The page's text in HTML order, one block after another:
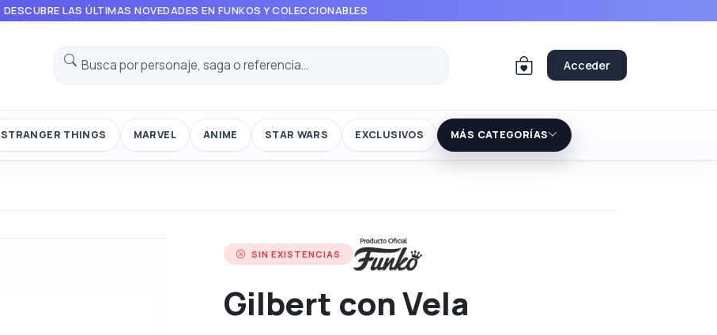
DESCUBRE LAS ÚLTIMAS NOVEDADES EN FUNKOS Y COLECCIONABLES
Acceder
STRANGER THINGS MARVEL ANIME STAR WARS EXCLUSIVOS MÁS CATEGORÍAS
SIN EXISTENCIAS
Gilbert con Vela